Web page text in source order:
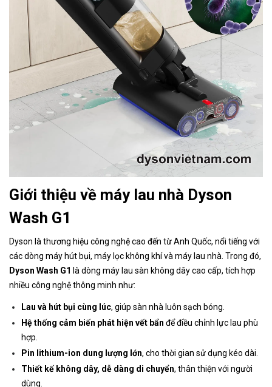
Giới thiệu về máy lau nhà Dyson
Wash G1
Dyson là thương hiệu công nghệ cao đến từ Anh Quốc, nổi tiếng với
các dòng máy hút bụi, máy lọc không khí và máy lau nhà. Trong đó,
Dyson Wash G1 là dòng máy lau sàn không dây cao cấp, tích hợp
nhiều công nghệ thông minh như:
Lau và hút bụi cùng lúc, giúp sàn nhà luôn sạch bóng.
Hệ thống cảm biến phát hiện vết bẩn để điều chỉnh lực lau phù
hợp.
Pin lithium-ion dung lượng lớn, cho thời gian sử dụng kéo dài.
Thiết kế không dây, dễ dàng di chuyển, thân thiện với người
dùng.